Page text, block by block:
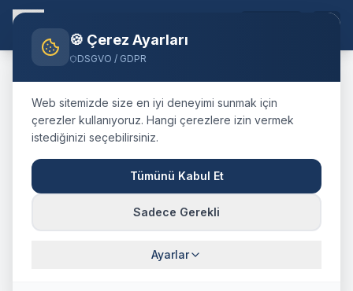
Home Blog TaxiDavosMünchen Airport
🇨🇭 Schweiz·Kanton Graubünden
TaxiDavos→
München
:Festpreis,
Fahrtdauer & Tipps
333 km · ca. 215 Min. · Festpreis ab
🍪 Çerez Ayarları
DSGVO / GDPR
Web sitemizde size en iyi deneyimi sunmak için
çerezler kullanıyoruz. Hangi çerezlere izin vermek
istediğinizi seçebilirsiniz.
Tümünü Kabul Et
Sadece Gerekli
Ayarlar